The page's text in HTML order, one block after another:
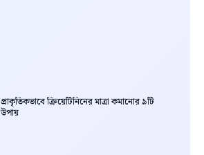
প্রাকৃতিকভাবে ক্রিয়েটিনিনের মাত্রা কমানোর ৯টি
উপায়